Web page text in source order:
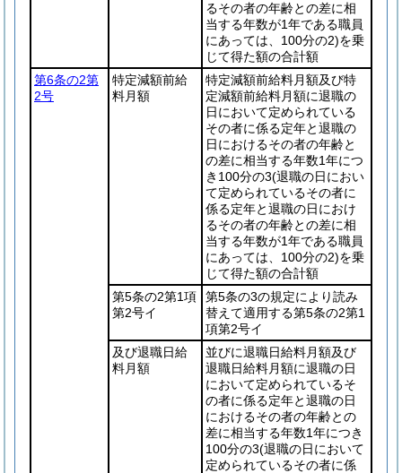
るその者の年齢との差に相
当する年数が1年である職員
にあっては、100分の2)を乗
じて得た額の合計額
第6条の2第
2号
特定減額前給
料月額
特定減額前給料月額及び特
定減額前給料月額に退職の
日において定められている
その者に係る定年と退職の
日におけるその者の年齢と
の差に相当する年数1年につ
き100分の3(退職の日におい
て定められているその者に
係る定年と退職の日におけ
るその者の年齢との差に相
当する年数が1年である職員
にあっては、100分の2)を乗
じて得た額の合計額
第5条の2第1項
第2号イ
第5条の3の規定により読み
替えて適用する第5条の2第1
項第2号イ
及び退職日給
料月額
並びに退職日給料月額及び
退職日給料月額に退職の日
において定められているそ
の者に係る定年と退職の日
におけるその者の年齢との
差に相当する年数1年につき
100分の3(退職の日において
定められているその者に係